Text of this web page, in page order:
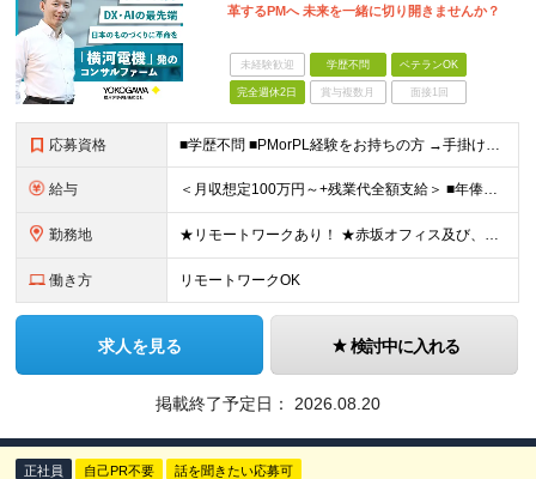
革するPMへ 未来を一緒に切り開きませんか？
未経験歓迎 学歴不問 ベテランOK
完全週休2日 賞与複数月 面接1回
応募資格 ■学歴不問 ■PMorPL経験をお持ちの方 →手掛けていたシステムの内容は問いません ＜求める人物像＞ ・主体的に行動できる方 ・製造業の発展に貢献したいという意欲がある方 ・顧客と深く向き合い、本
給与 ＜月収想定100万円～+残業代全額支給＞ ■年俸制(12分割)：1200万円～2000万円 ※経験・スキルを考慮し決定します ※残業代は別途支給します ※試用期間6カ月あり（給与・待遇・雇用形態に差異
勤務地 ★リモートワークあり！ ★赤坂オフィス及び、各プロジェクト先にて勤務していただきます ■赤坂オフィス 東京都港区元赤坂1丁目3-13 赤坂センタービルディング15階 ※転居を伴う転勤なし 【出張
働き方 リモートワークOK
求人を見る 検討中に入れる
掲載終了予定日： 2026.08.20
正社員 自己PR不要 話を聞きたい応募可